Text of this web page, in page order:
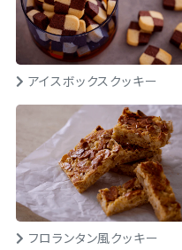
アイスボックスクッキー
フロランタン風クッキー